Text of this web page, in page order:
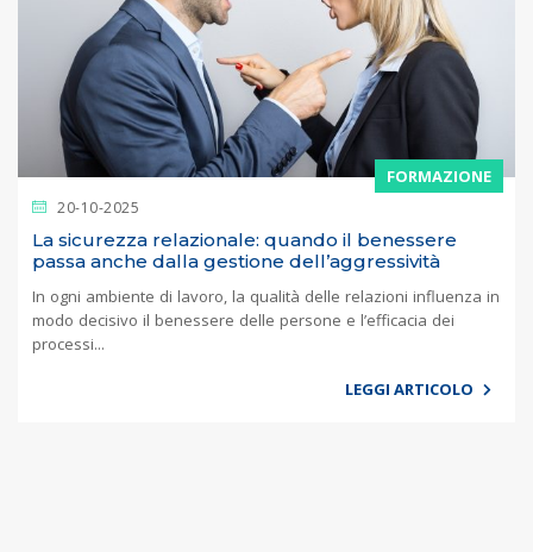
FORMAZIONE
20-10-2025
La sicurezza relazionale: quando il benessere
passa anche dalla gestione dell’aggressività
In ogni ambiente di lavoro, la qualità delle relazioni influenza in
modo decisivo il benessere delle persone e l’efficacia dei
processi...
LEGGI ARTICOLO